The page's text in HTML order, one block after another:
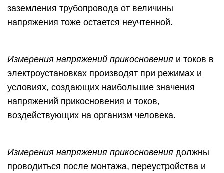
заземления трубопровода от величины
напряжения тоже остается неучтенной.
Измерения напряжений прикосновения и токов в
электроустановках производят при режимах и
условиях, создающих наибольшие значения
напряжений прикосновения и токов,
воздействующих на организм человека.
Измерения напряжения прикосновения должны
проводиться после монтажа, переустройства и